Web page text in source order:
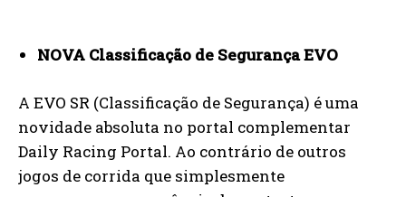
NOVA Classificação de Segurança EVO
A EVO SR (Classificação de Segurança) é uma
novidade absoluta no portal complementar
Daily Racing Portal. Ao contrário de outros
jogos de corrida que simplesmente